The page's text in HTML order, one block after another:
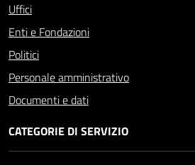
Uffici
Enti e Fondazioni
Politici
Personale amministrativo
Documenti e dati
CATEGORIE DI SERVIZIO